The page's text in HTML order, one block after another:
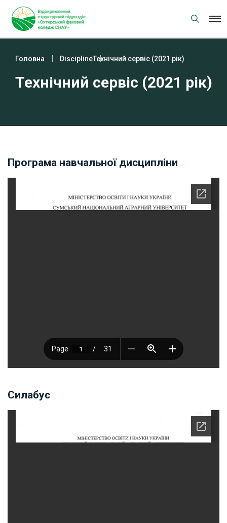
content
Головна DisciplineТехнічний сервіс (2021 рік)
Технічний сервіс (2021 рік)
Програма навчальної дисципліни
Силабус